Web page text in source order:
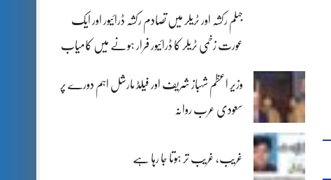
جہلم رکشہ اور ٹریلر میں تصادم رکشہ ڈرائیور اور ایک
عورت زخمی ٹریلر کا ڈرائیور فرار ہونے میں کامیاب
وزیر اعظم شہباز شریف اور فیلڈ مارشل اہم دورے پر
سعودی عرب روانہ
غریب، غریب تر ہوتا جا رہا ہے